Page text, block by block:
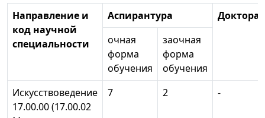
Направление и
код научной
специальности
Аспирантура
очная
форма
обучения
заочная
форма
обучения
Искусствоведение
17.00.00 (17.00.02
7 2 -